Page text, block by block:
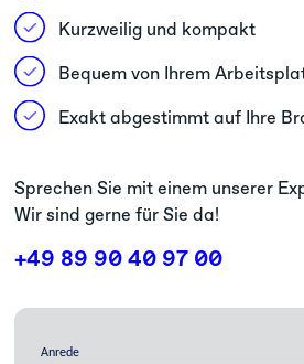
Kurzweilig und kompakt
Bequem von Ihrem
Exakt abgestimmt auf Ihre
Sprechen Sie mit einem unserer
Wir sind gerne für Sie da!
+49 89 90 40 97 00
Anrede